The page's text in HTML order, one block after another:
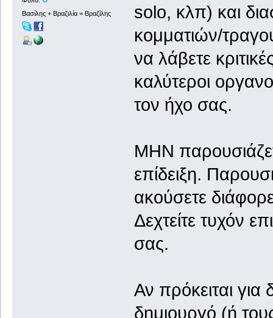
Βασίλης + Βραζιλία = Βραζίλης
solo, κλπ) και
κομματιών/
να λάβετε
καλύτεροι
τον ήχο σας.
ΜΗΝ
επίδειξη.
ακούσετε
Δεχτείτε τυχόν
σας.
Αν πρόκειται
δημιουργό (ή